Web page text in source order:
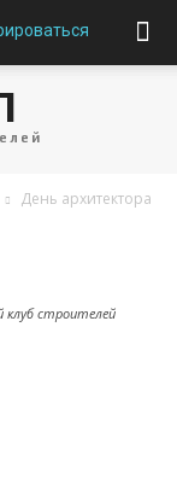
День архитектора
строителей